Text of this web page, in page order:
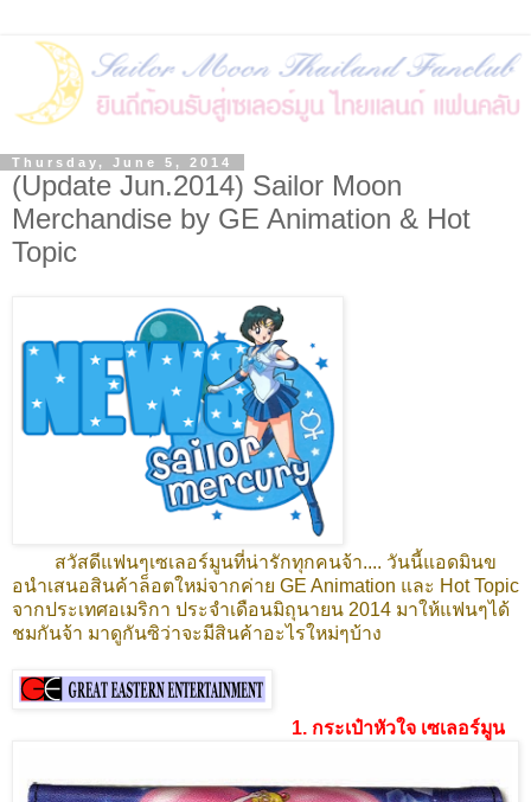
Thursday, June 5, 2014
(Update Jun.2014) Sailor Moon
Merchandise by GE Animation & Hot
Topic
สวัสดีแฟนๆเซเลอร์มูนที่น่ารักทุกคนจ้า.... วันนี้แอดมินข
อนำเสนอสินค้าล็อตใหม่จากค่าย GE Animation และ Hot Topic
จากประเทศอเมริกา ประจำเดือนมิถุนายน 2014 มาให้แฟนๆได้
ชมกันจ้า มาดูกันซิว่าจะมีสินค้าอะไรใหม่ๆบ้าง
1. กระเป๋าหัวใจ เซเลอร์มูน